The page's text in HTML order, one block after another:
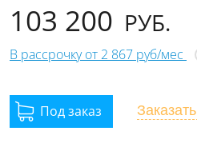
103 200 РУБ.
В рассрочку от 2 867 руб/мес
Заказать